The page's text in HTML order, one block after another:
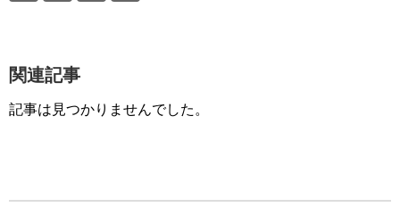
関連記事
記事は見つかりませんでした。